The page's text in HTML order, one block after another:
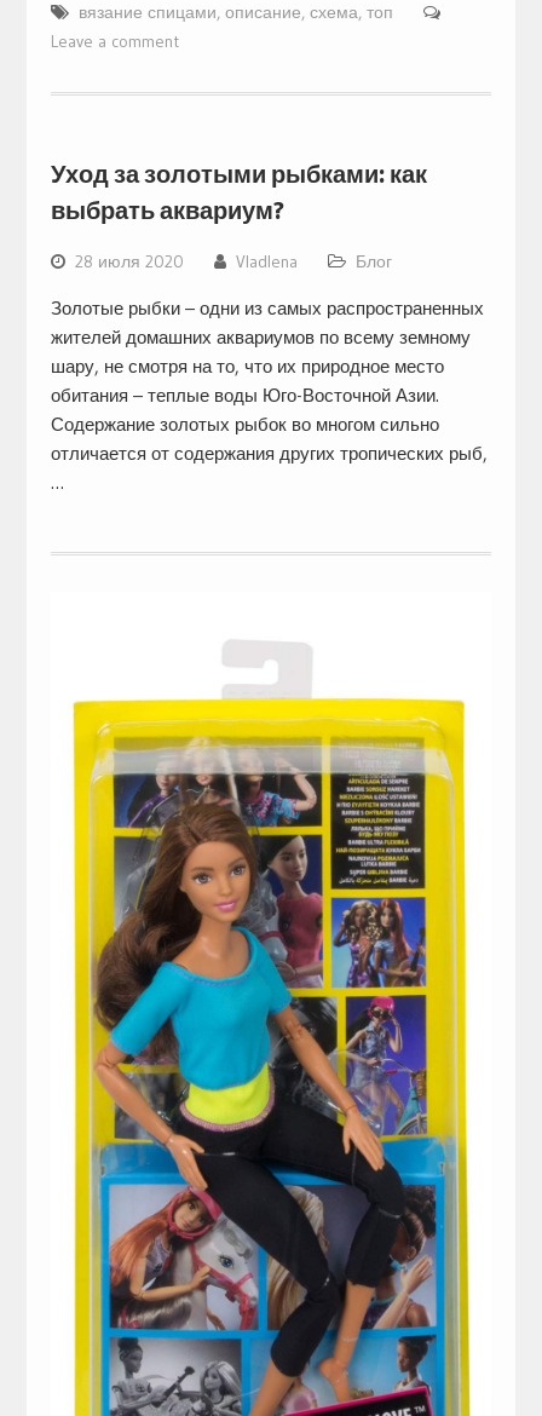
вязание спицами, описание, схема, топ
Leave a comment
Уход за золотыми рыбками: как
выбрать аквариум?
28 июля 2020 Vladlena Блог
Золотые рыбки – одни из самых распространенных
жителей домашних аквариумов по всему земному
шару, не смотря на то, что их природное место
обитания – теплые воды Юго-Восточной Азии.
Содержание золотых рыбок во многом сильно
отличается от содержания других тропических рыб,
…